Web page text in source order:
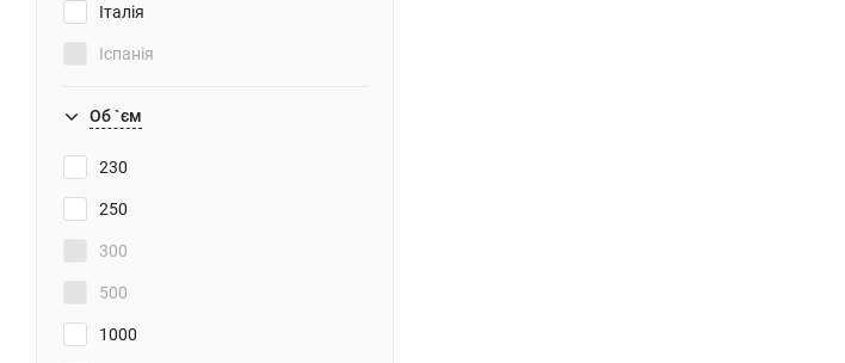
Чутливе волосся
Тонке волосся
З хімічною завивкою
Італія
Іспанія
Об `єм
230
250
300
500
1000